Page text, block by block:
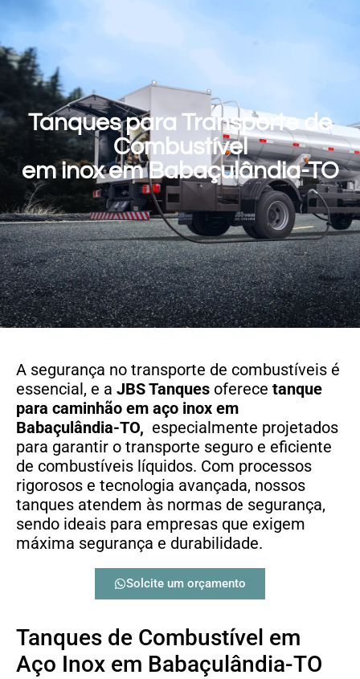
Tanques para Transporte de
Combustível
em inox em Babaçulândia-TO
A segurança no transporte de combustíveis é
essencial, e a JBS Tanques oferece tanque
para caminhão em aço inox em
Babaçulândia-TO, especialmente projetados
para garantir o transporte seguro e eficiente
de combustíveis líquidos. Com processos
rigorosos e tecnologia avançada, nossos
tanques atendem às normas de segurança,
sendo ideais para empresas que exigem
máxima segurança e durabilidade.
Solcite um orçamento
Tanques de Combustível em
Aço Inox em Babaçulândia-TO